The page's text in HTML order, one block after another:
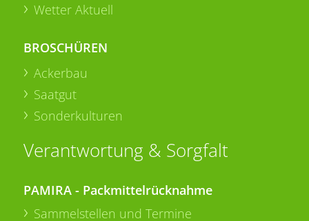
Wetter Aktuell
BROSCHÜREN
Ackerbau
Saatgut
Sonderkulturen
Verantwortung & Sorgfalt
PAMIRA - Packmittelrücknahme
Sammelstellen und Termine